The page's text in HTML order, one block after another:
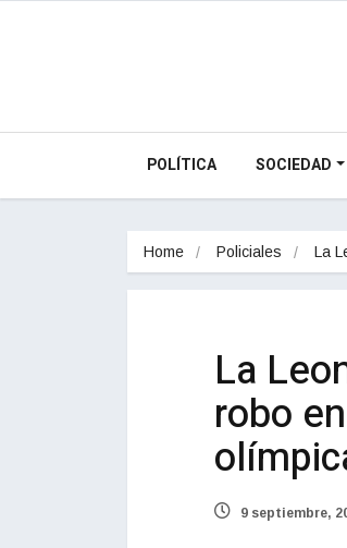
POLÍTICA SOCIEDAD
Home Policiales La
La
robo
9 septiembre,